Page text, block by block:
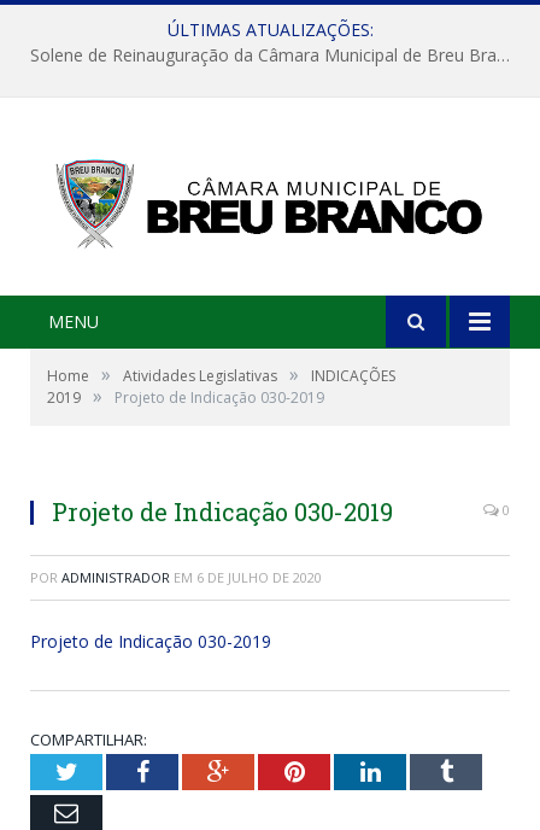
ÚLTIMAS ATUALIZAÇÕES:
Solene de Reinauguração da Câmara Municipal de Breu Branco
MENU
Home » Atividades Legislativas »
INDICAÇÕES
2019 » Projeto de Indicação 030-2019
Projeto de Indicação 030-2019 0
POR ADMINISTRADOR EM 6 DE JULHO DE 2020
Projeto de Indicação 030-2019
COMPARTILHAR:
TwitterFacebookGoogle+PinterestLinkedInTumblr
Email